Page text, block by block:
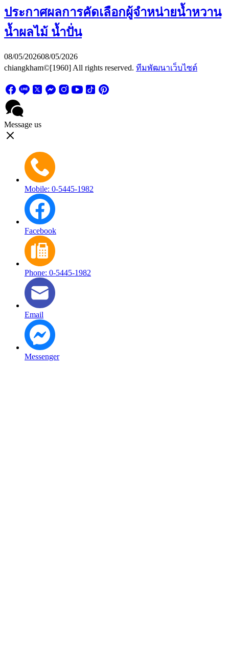
ประกาศผลการคัดเลือกผู้จำหน่ายน้ำหวาน
น้ำผลไม้ น้ำปั่น
08/05/202608/05/2026
chiangkham©[1960] All rights reserved. ทีมพัฒนาเว็บไซต์
Message us
Mobile: 0-5445-1982
Facebook
Phone: 0-5445-1982
Email
Messenger